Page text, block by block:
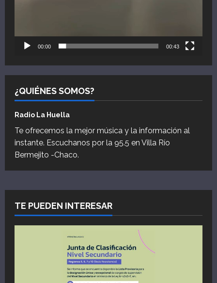
00:00 00:43
¿QUIÉNES SOMOS?
Radio La Huella
Te ofrecemos la mejor música y la información al
instante. Escuchanos por la 95.5 en Villa Río
Bermejito -Chaco.
TE PUEDEN INTERESAR